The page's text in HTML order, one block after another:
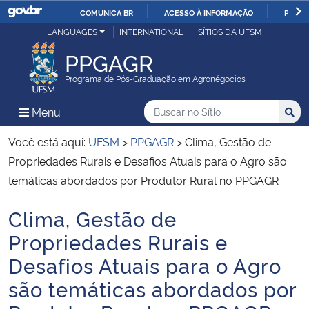
IR
COMUNICA BR ACESSO À INFORMAÇÃO
Ministério da Justiça e Segurança Pública
Ministério da Defesa
Ministério das Relações Exteriores
Ministério da Economia
Ministério da Infraestrutura
Ministério da Agricultura, Pecuária e Abastecimento
Ministério da Educação
LANGUAGES INTERNATIONAL SÍTIOS DA UFSM
PPGAGR
Programa de Pós-Graduação em Agronégocios
Menu Menu Principal do Sítio
Busca
Buscar no no Sítio
Busca:
Você está aqui: UFSM > PPGAGR >Clima, Gestão de
Propriedades Rurais e Desafios Atuais para o Agro são
temáticas abordados por Produtor Rural no PPGAGR
Início do conteúdo
Clima, Gestão de
Propriedades Rurais e
Desafios Atuais para o Agro
são temáticas abordados por